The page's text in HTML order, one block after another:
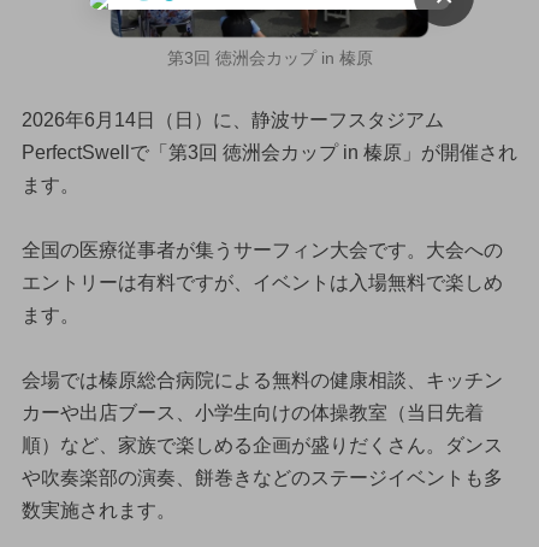
第3回 徳洲会カップ in 榛原
2026年6月14日（日）に、静波サーフスタジアム
PerfectSwellで「第3回 徳洲会カップ in 榛原」が開催され
ます。
全国の医療従事者が集うサーフィン大会です。大会への
エントリーは有料ですが、イベントは入場無料で楽しめ
ます。
会場では榛原総合病院による無料の健康相談、キッチン
カーや出店ブース、小学生向けの体操教室（当日先着
順）など、家族で楽しめる企画が盛りだくさん。ダンス
や吹奏楽部の演奏、餅巻きなどのステージイベントも多
数実施されます。